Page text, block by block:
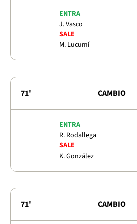
ENTRA
J. Vasco
SALE
M. Lucumí
71' CAMBIO
ENTRA
R. Rodallega
SALE
K. González
71' CAMBIO